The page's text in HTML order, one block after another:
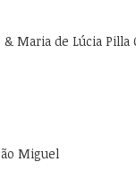
Maria de Lúcia Pilla
Miguel